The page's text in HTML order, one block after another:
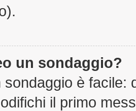
un sondaggio?
sondaggio è facile:
il primo